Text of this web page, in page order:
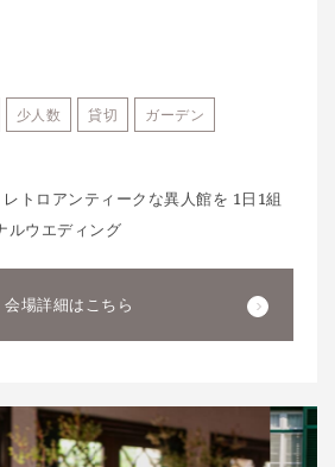
少人数 貸切 ガーデン
トロアンティークな異人館を 1日1組
ルウエディング
会場詳細はこちら